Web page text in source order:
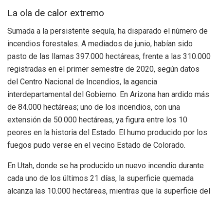
La ola de calor extremo
Sumada a la persistente sequía, ha disparado el número de
incendios forestales. A mediados de junio, habían sido
pasto de las llamas 397.000 hectáreas, frente a las 310.000
registradas en el primer semestre de 2020, según datos
del Centro Nacional de Incendios, la agencia
interdepartamental del Gobierno. En Arizona han ardido más
de 84.000 hectáreas; uno de los incendios, con una
extensión de 50.000 hectáreas, ya figura entre los 10
peores en la historia del Estado. El humo producido por los
fuegos pudo verse en el vecino Estado de Colorado.
En Utah, donde se ha producido un nuevo incendio durante
cada uno de los últimos 21 días, la superficie quemada
alcanza las 10.000 hectáreas, mientras que la superficie del